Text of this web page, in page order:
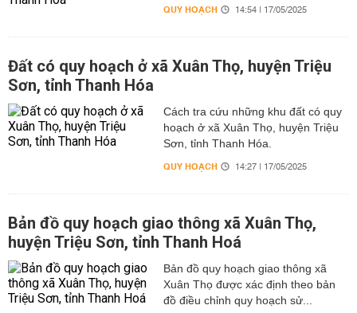
QUY HOẠCH 14:54 | 17/05/2025
Đất có quy hoạch ở xã Xuân Thọ, huyện Triệu
Sơn, tỉnh Thanh Hóa
Cách tra cứu những khu đất có quy
hoạch ở xã Xuân Thọ, huyện Triệu
Sơn, tỉnh Thanh Hóa.
QUY HOẠCH 14:27 | 17/05/2025
Bản đồ quy hoạch giao thông xã Xuân Thọ,
huyện Triệu Sơn, tỉnh Thanh Hoá
Bản đồ quy hoạch giao thông xã
Xuân Thọ được xác định theo bản
đồ điều chỉnh quy hoạch sử...